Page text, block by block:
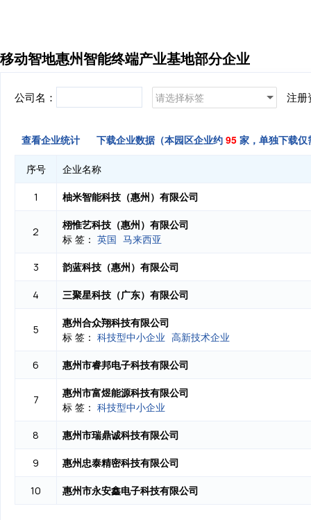
移动智地惠州智能终端产业基地部分企业
公司名： 请选择标签 注册
查看企业统计 下载企业数据（本园区企业约 95 家，单独下载
序号 企业名称
1 柚米智能科技（惠州）有限公司
2
栩惟艺科技（惠州）有限公司
标 签： 英国 马来西亚
3 韵蓝科技（惠州）有限公司
4 三聚星科技（广东）有限公司
5
惠州合众翔科技有限公司
标 签： 科技型中小企业 高新技术企业
6 惠州市睿邦电子科技有限公司
7
惠州市富煜能源科技有限公司
标 签： 科技型中小企业
8 惠州市瑞鼎诚科技有限公司
9 惠州忠泰精密科技有限公司
10 惠州市永安鑫电子科技有限公司